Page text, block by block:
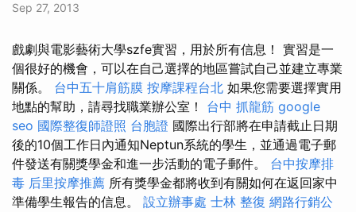
Sep 27, 2013
戲劇與電影藝術大學szfe實習，用於所有信息！ 實習是一
個很好的機會，可以在自己選擇的地區嘗試自己並建立專業
關係。 台中五十肩筋膜 按摩課程台北 如果您需要選擇實用
地點的幫助，請尋找職業辦公室！ 台中 抓龍筋 google
seo 國際整復師證照 台胞證 國際出行部將在申請截止日期
後的10個工作日內通知Neptun系統的學生，並通過電子郵
件發送有關獎學金和進一步活動的電子郵件。 台中按摩排
毒 后里按摩推薦 所有獎學金都將收到有關如何在返回家中
準備學生報告的信息。 設立辦事處 士林 整復 網路行銷公